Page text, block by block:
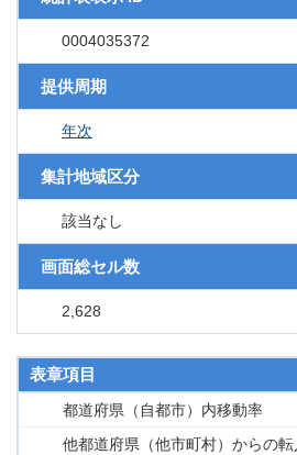
0004035372
提供周期
年次
集計地域区分
該当なし
画面総セル数
2,628
表章項目
都道府県（自都市）内移動率
他都道府県（他市町村）からの